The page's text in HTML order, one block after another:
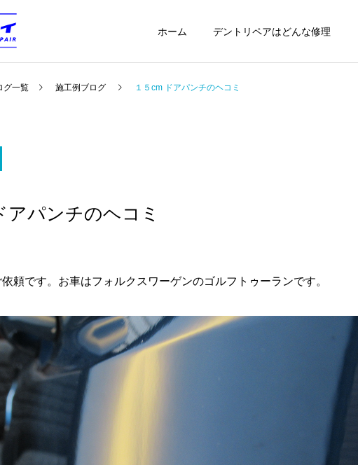
ホーム デントリペアはどんな修理
グ一覧 施工例ブログ １５cm ドアパンチのヘコミ
アパンチのヘコミ
頼です。お車はフォルクスワーゲンのゴルフトゥーランです。